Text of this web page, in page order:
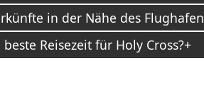
in der Nähe des
Reisezeit für Holy Cross?